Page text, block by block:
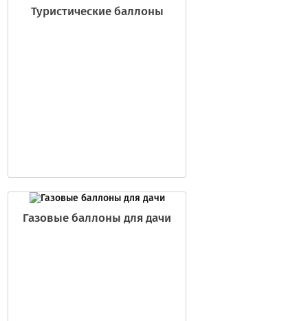
Туристические баллоны
Газовые баллоны для дачи